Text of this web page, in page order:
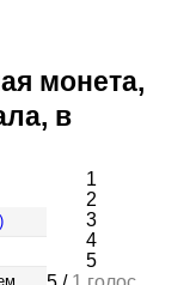
монета,
в
1
2
3
4
5